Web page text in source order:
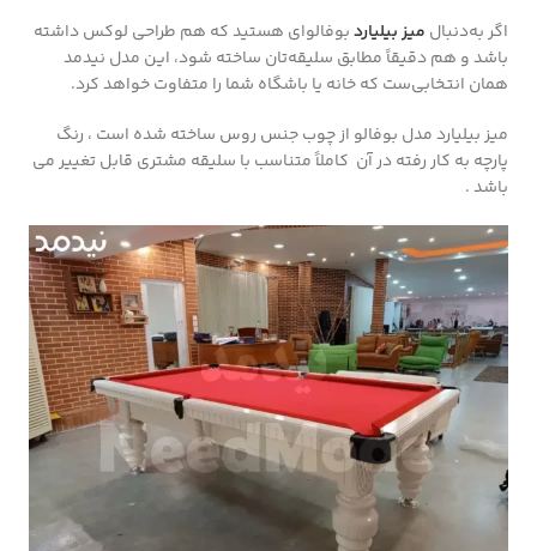
اگر به‌دنبال میز بیلیاردبوفالو‌ای هستید که هم طراحی لوکس داشته
باشد و هم دقیقاً مطابق سلیقه‌تان ساخته شود، این مدل نیدمد
همان انتخابی‌ست که خانه یا باشگاه شما را متفاوت خواهد کرد.
میز بیلیارد مدل بوفالو از چوب جنس روس ساخته شده است ، رنگ
پارچه به کار رفته در آن کاملاً متناسب با سلیقه مشتری قابل تغییر می
باشد .